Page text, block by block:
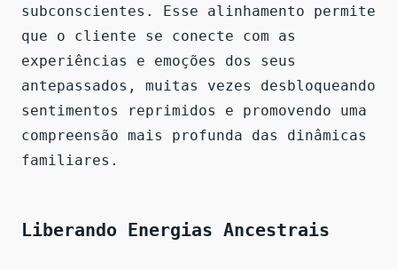
subconscientes. Esse alinhamento permite
que o cliente se conecte com as
experiências e emoções dos seus
antepassados, muitas vezes desbloqueando
sentimentos reprimidos e promovendo uma
compreensão mais profunda das dinâmicas
familiares.
Liberando Energias Ancestrais